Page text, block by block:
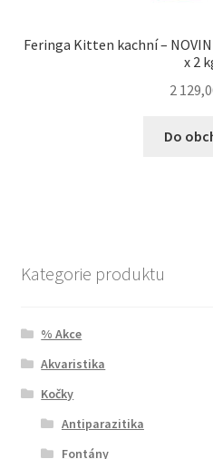
Feringa Kitten kachní –
x 2
2
Do
Kategorie produktu
% Akce
Akvaristika
Kočky
Antiparazitika
Fontány